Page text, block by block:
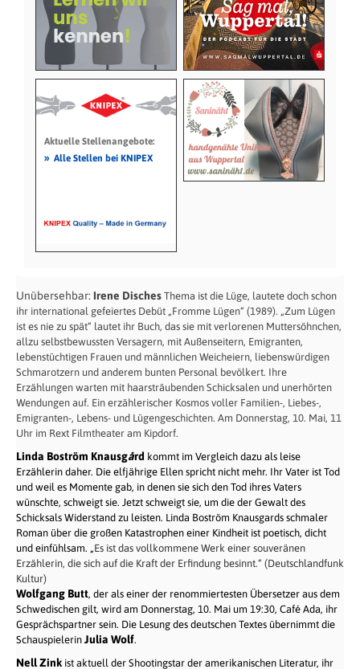
Aktuelle Stellenangebote:
» Alle Stellen bei KNIPEX
Unübersehbar: Irene Disches Thema ist die Lüge, lautete doch schon
ihr international gefeiertes Debüt „Fromme Lügen“ (1989). „Zum Lügen
ist es nie zu spät“ lautet ihr Buch, das sie mit verlorenen Muttersöhnchen,
allzu selbstbewussten Versagern, mit Außenseitern, Emigranten,
lebenstüchtigen Frauen und männlichen Weicheiern, liebenswürdigen
Schmarotzern und anderem bunten Personal bevölkert. Ihre
Erzählungen warten mit haarsträubenden Schicksalen und unerhörten
Wendungen auf. Ein erzählerischer Kosmos voller Familien-, Liebes-,
Emigranten-, Lebens- und Lügengeschichten. Am Donnerstag, 10. Mai, 11
Uhr im Rext Filmtheater am Kipdorf.
Linda Boström Knausgård kommt im Vergleich dazu als leise
Erzählerin daher. Die elfjährige Ellen spricht nicht mehr. Ihr Vater ist Tod
und weil es Momente gab, in denen sie sich den Tod ihres Vaters
wünschte, schweigt sie. Jetzt schweigt sie, um die der Gewalt des
Schicksals Widerstand zu leisten. Linda Boström Knausgards schmaler
Roman über die großen Katastrophen einer Kindheit ist poetisch, dicht
und einfühlsam. „Es ist das vollkommene Werk einer souveränen
Erzählerin, die sich auf die Kraft der Erfindung besinnt.“ (Deutschlandfunk
Kultur)
Wolfgang Butt, der als einer der renommiertesten Übersetzer aus dem
Schwedischen gilt, wird am Donnerstag, 10. Mai um 19:30, Café Ada, ihr
Gesprächspartner sein. Die Lesung des deutschen Textes übernimmt die
Schauspielerin Julia Wolf.
Nell Zink ist aktuell der Shootingstar der amerikanischen Literatur, ihr